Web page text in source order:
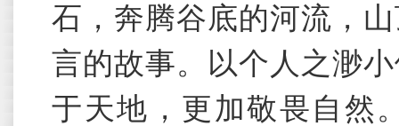
石，奔腾谷底的河流，
言的故事。以个人之渺
于天地，更加敬畏自然